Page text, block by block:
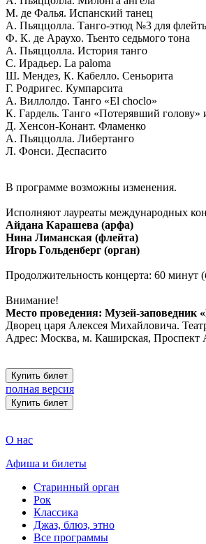
М. де Фалья. Испанский танец
А. Пьяццолла. Танго-этюд №3 для
Ф. К. де Араухо. Тьенто седьмого тона
А. Пьяццолла. История танго
С. Ирадьер. La paloma
Ш. Мендез, К. Кабелло. Сеньорита
Г. Родригес. Кумпарсита
А. Виллолдо. Танго «El choclo»
К. Гардель. Танго «Потерявший
Д. Хенсон-Конант. Фламенко
А. Пьяццолла. Либертанго
Л. Фонси. Деспасито
В программе возможны изменения.
Исполняют лауреаты международных
Айдана Карашева (арфа)
Нина Лиманская (флейта)
Игорь Гольденберг (орган)
Продолжительность концерта: 60 минут
Внимание!
Место проведения: Музей-заповедник
Дворец царя Алексея Михайловича.
Адрес: Москва, м. Каширская, Проспект
Купить билет
полная версия
Купить билет
О нас
Афиша и билеты
Старинный орган
Рок
Классика
Джаз, блюз, этно
Все программы